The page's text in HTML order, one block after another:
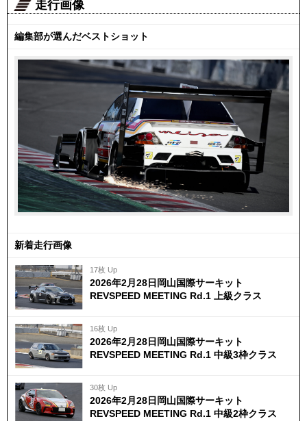
走行画像
編集部が選んだベストショット
新着走行画像
17枚 Up
2026年2月28日岡山国際サーキット
REVSPEED MEETING Rd.1 上級クラス
16枚 Up
2026年2月28日岡山国際サーキット
REVSPEED MEETING Rd.1 中級3枠クラス
30枚 Up
2026年2月28日岡山国際サーキット
REVSPEED MEETING Rd.1 中級2枠クラス